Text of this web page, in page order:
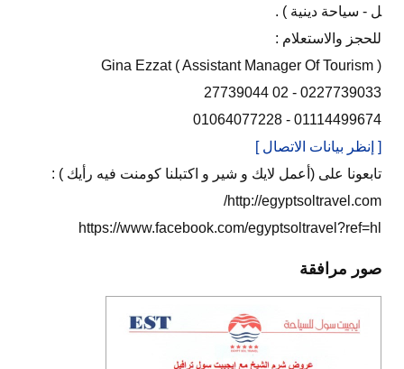
ل - سياحة دينية ) .
للحجز والاستعلام :
Gina Ezzat ( Assistant Manager Of Tourism )
0227739033 - 02 27739044
01114499674 - 01064077228
[ إنظر بيانات الاتصال ]
تابعونا على (أعمل لايك و شير و اكتبلنا كومنت فيه رأيك ) :
http://egyptsoltravel.com/
https://www.facebook.com/egyptsoltravel?ref=hl
صور مرافقة